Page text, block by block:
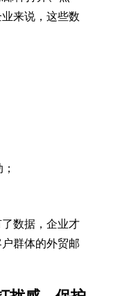
来说，这些数
数据，企业才
群体的外贸邮